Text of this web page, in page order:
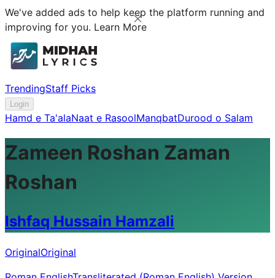
We've added ads to help keep the platform running and
improving for you. Learn More
TrendingStaff Picks
Login
Hamd e Ta'alaNaat e RasoolManqbatDurood o Salam
Zameen Roshan Zaman
Roshan
Ishfaq Hussain Hamzali
OriginalOriginal